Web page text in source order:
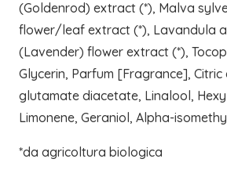
(Goldenrod) extract (*), Malva
flower/leaf extract (*), Lavandula
(Lavender) flower extract (*),
Glycerin, Parfum [Fragrance], Citric
glutamate diacetate, Linalool,
Limonene, Geraniol, Alpha-
*da agricoltura biologica